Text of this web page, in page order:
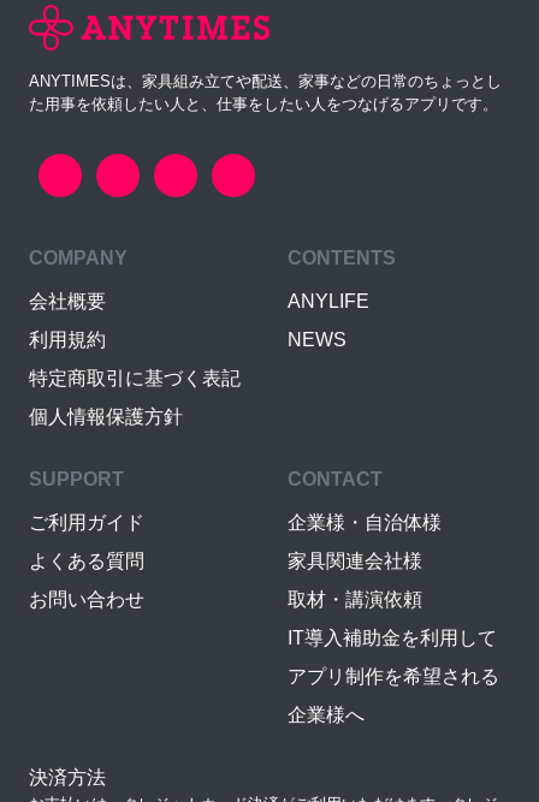
ANYTIMESは、家具組み立てや配送、家事などの日常のちょっとし
た用事を依頼したい人と、仕事をしたい人をつなげるアプリです。
COMPANY
会社概要
利用規約
特定商取引に基づく表記
個人情報保護方針
CONTENTS
ANYLIFE
NEWS
SUPPORT
ご利用ガイド
よくある質問
お問い合わせ
CONTACT
企業様・自治体様
家具関連会社様
取材・講演依頼
IT導入補助金を利用して
アプリ制作を希望される
企業様へ
決済方法